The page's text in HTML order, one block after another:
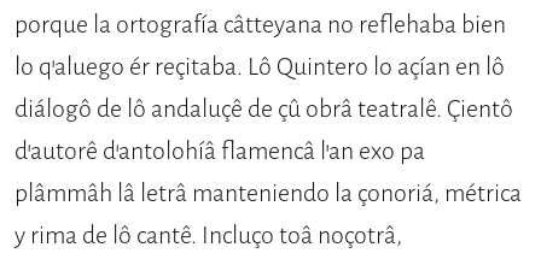
porque la ortografía câtteyana no re­flehaba bien
lo q’aluego ér reçitaba. Lô Quintero lo açían en lô
diálogô de lô andaluçê de çû obrâ teatralê. Çien­tô
d’autorê d’antolohíâ flamencâ l’an exo pa
plâmmâh lâ letrâ manteniendo la çonoriá, métrica
y rima de lô cantê. Incluço toâ noçotrâ,